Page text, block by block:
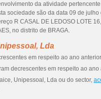
da atividade
sociedade são da data 09 de julho
R CASAL DE LEDOSO LOTE
no distrito de BRAGA.
Lda
em respeito ao ano
decrescentes em respeito ao ano
Unipessoal, Lda ou do sector,